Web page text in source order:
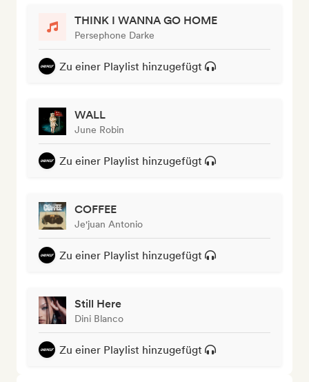
THINK I WANNA GO HOME
Persephone Darke
Zu einer Playlist hinzugefügt
WALL
June Robin
Zu einer Playlist hinzugefügt
COFFEE
Je'juan Antonio
Zu einer Playlist hinzugefügt
Still Here
Dini Blanco
Zu einer Playlist hinzugefügt